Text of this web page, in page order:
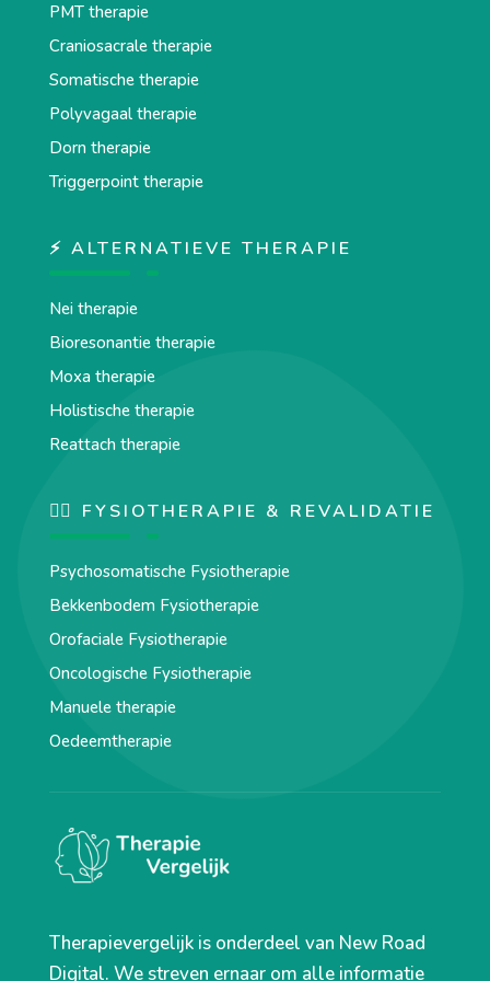
PMT therapie
Craniosacrale therapie
Somatische therapie
Polyvagaal therapie
Dorn therapie
Triggerpoint therapie
⚡ ALTERNATIEVE THERAPIE
Nei therapie
Bioresonantie therapie
Moxa therapie
Holistische therapie
Reattach therapie
🏋️‍♀️ FYSIOTHERAPIE & REVALIDATIE
Psychosomatische Fysiotherapie
Bekkenbodem Fysiotherapie
Orofaciale Fysiotherapie
Oncologische Fysiotherapie
Manuele therapie
Oedeemtherapie
Therapievergelijk is onderdeel van New Road
Digital. We streven ernaar om alle informatie